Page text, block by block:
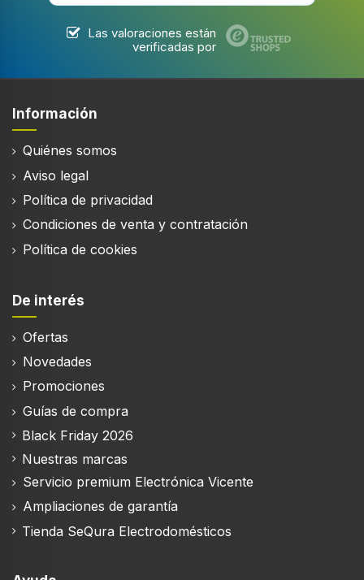
Las valoraciones están
verificadas por
Información
Quiénes somos
Aviso legal
Política de privacidad
Condiciones de venta y contratación
Política de cookies
De interés
Ofertas
Novedades
Promociones
Guías de compra
Black Friday 2026
Nuestras marcas
Servicio premium Electrónica Vicente
Ampliaciones de garantía
Tienda SeQura Electrodomésticos